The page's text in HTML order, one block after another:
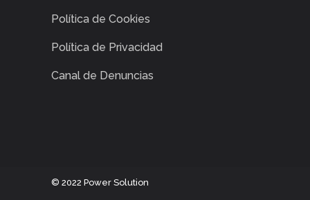
Política de Cookies
Política de Privacidad
Canal de Denuncias
© 2022 Power Solution